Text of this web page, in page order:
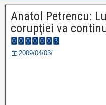
Anatol Petrencu:
corupţiei va
2009/04/03/